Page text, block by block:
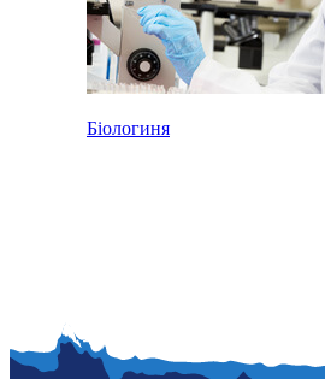
Біологиня